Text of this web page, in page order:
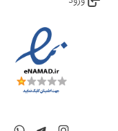
برای مشاهده و تنظیم